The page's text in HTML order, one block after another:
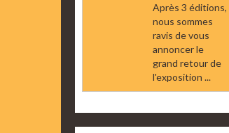
Après 3 éditions,
nous sommes
ravis de vous
annoncer le
grand retour de
l'exposition ...